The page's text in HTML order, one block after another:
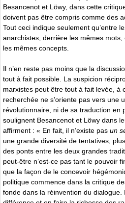
Besancenot et Löwy, dans cette
doivent pas être compris comme des
Tout ceci indique seulement qu’entre
anarchistes, derrière les mêmes mots,
les mêmes concepts.
Il n’en reste pas moins que la
tout à fait possible. La suspicion
marxistes peut être tout à fait levée, à
recherchée ne s’oriente pas vers une
révolutionnaire, ni de sa traduction en
soulignent Besancenot et Löwy dans
affirment : « En fait, il n’existe pas un
une grande diversité de tentatives,
des ponts entre les deux grandes
peut-être n’est-ce pas tant le pouvoir
que la façon de le concevoir
politique commence dans la critique
fonde dans la réinvention du dialogue.